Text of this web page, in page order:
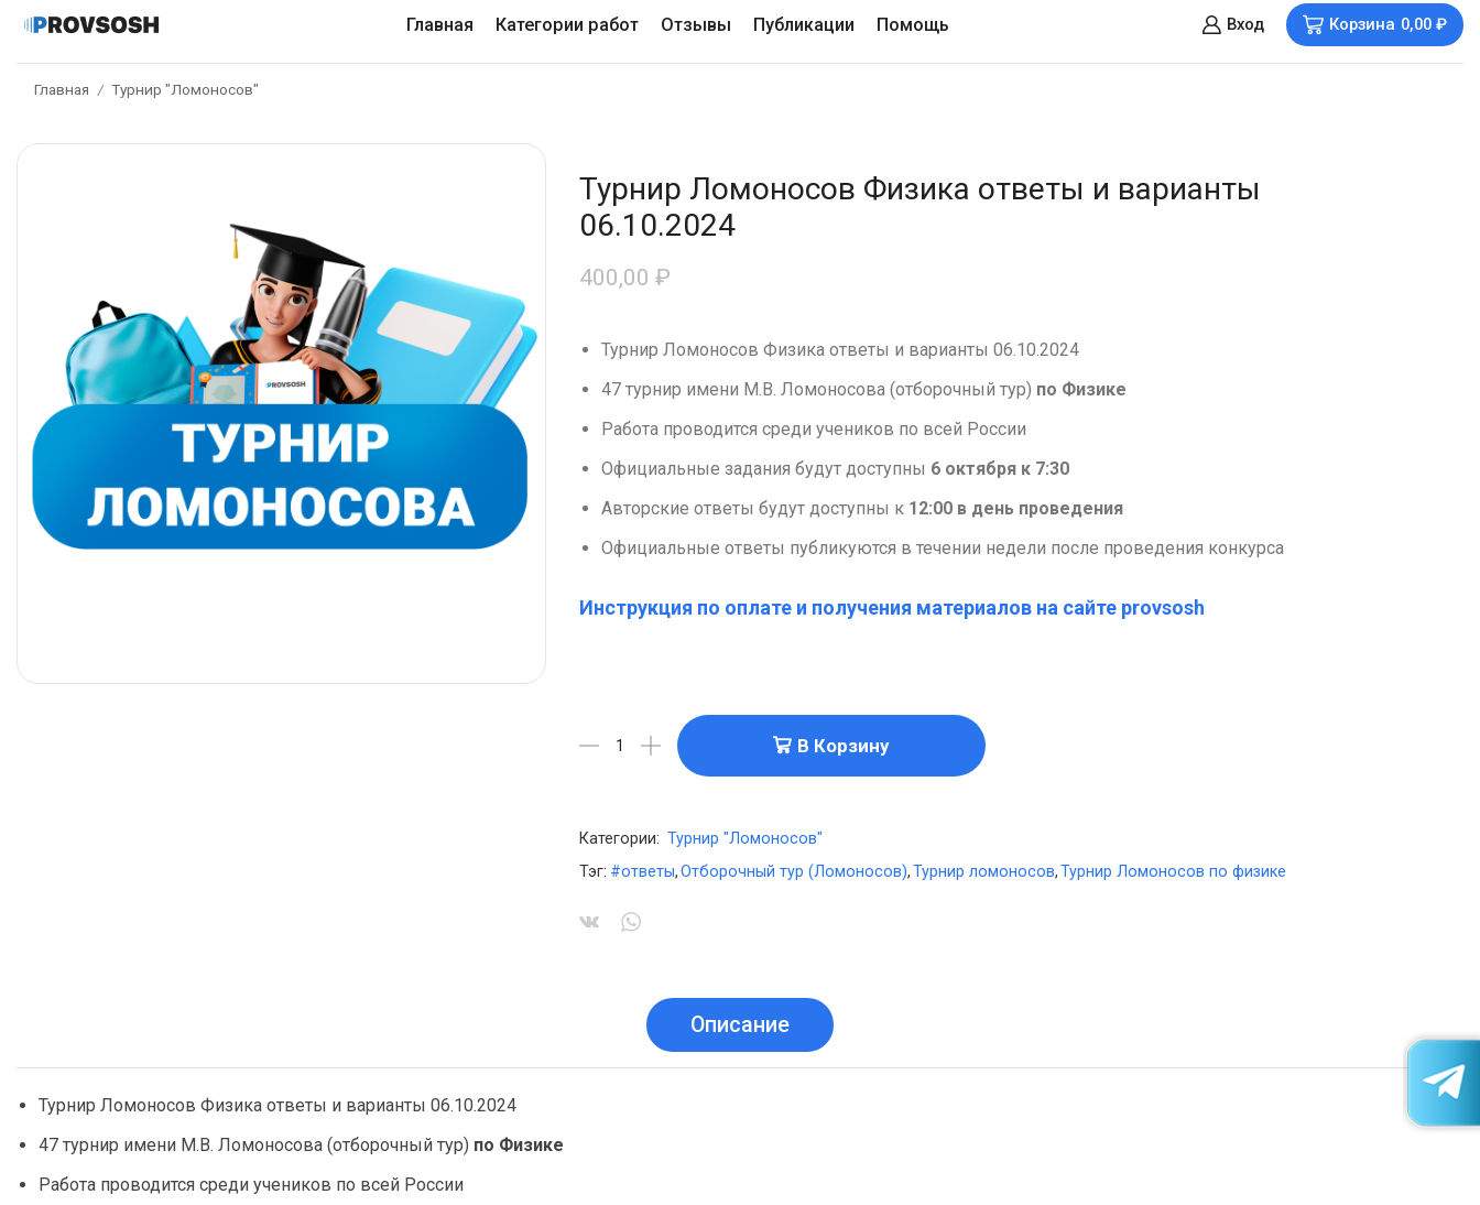
Главная Категории работ Отзывы Публикации Помощь Вход Корзина 0,00 ₽
Главная / Турнир "Ломоносов"
Турнир Ломоносов Физика ответы и варианты
06.10.2024
400,00 ₽
Турнир Ломоносов Физика ответы и варианты 06.10.2024
47 турнир имени М.В. Ломоносова (отборочный тур) по Физике
Работа проводится среди учеников по всей России
Официальные задания будут доступны 6 октября к 7:30
Авторские ответы будут доступны к 12:00 в день проведения
Официальные ответы публикуются в течении недели после проведения конкурса
Инструкция по оплате и получения материалов на сайте provsosh
В Корзину
Категории: Турнир "Ломоносов"
Тэг: #ответы,Отборочный тур (Ломоносов),Турнир ломоносов,Турнир Ломоносов по физике
Описание
Турнир Ломоносов Физика ответы и варианты 06.10.2024
47 турнир имени М.В. Ломоносова (отборочный тур) по Физике
Работа проводится среди учеников по всей России